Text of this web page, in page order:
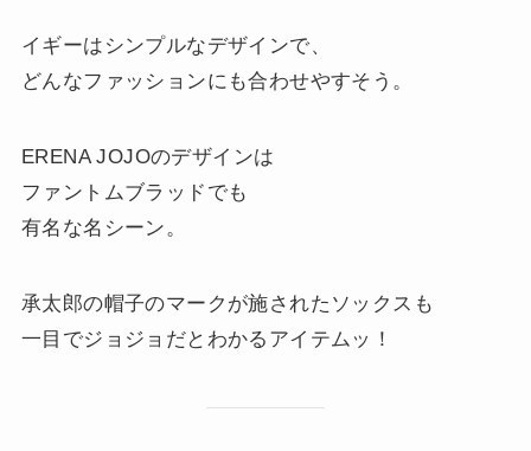
イギーはシンプルなデザインで、
どんなファッションにも合わせやすそう。
ERENA JOJOのデザインは
ファントムブラッドでも
有名な名シーン。
承太郎の帽子のマークが施されたソックスも
一目でジョジョだとわかるアイテムッ！